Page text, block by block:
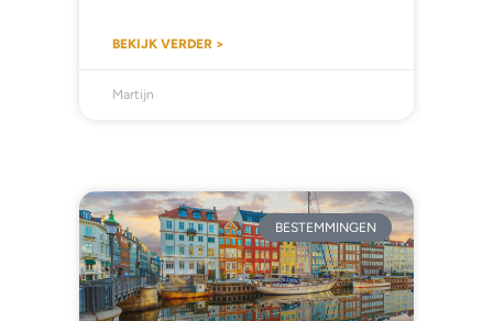
BEKIJK VERDER >
Martijn
BESTEMMINGEN